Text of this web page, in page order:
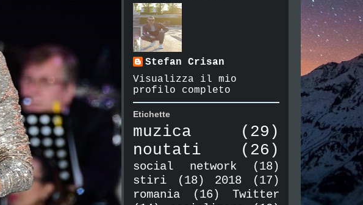
Stefan Crisan
Visualizza il mio
profilo completo
Etichette
muzica
(29)
noutati
(26)
social network
(18)
stiri
(18) 2018
(17)
romania
(16)
Twitter